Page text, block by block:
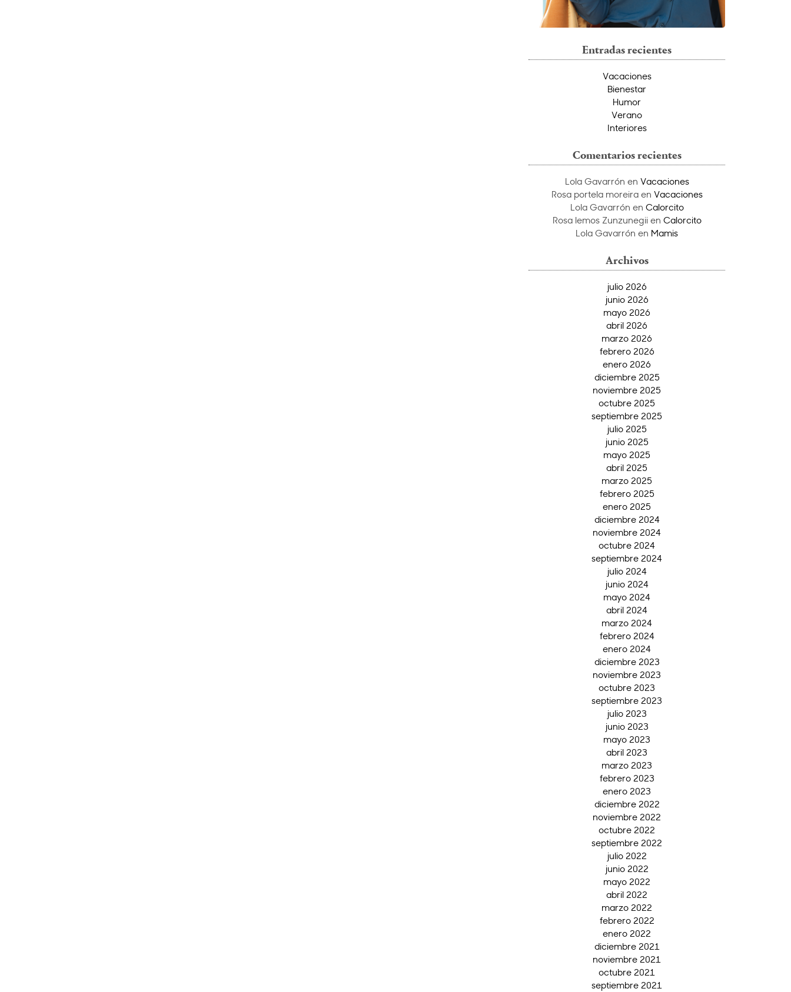
Entradas recientes
Vacaciones
Bienestar
Humor
Verano
Interiores
Comentarios recientes
Lola Gavarrón en Vacaciones
Rosa portela moreiraen Vacaciones
Lola Gavarrón en Calorcito
Rosa lemos Zunzunegiien Calorcito
Lola Gavarrón en Mamis
Archivos
julio 2026
junio 2026
mayo 2026
abril 2026
marzo 2026
febrero 2026
enero 2026
diciembre 2025
noviembre 2025
octubre 2025
septiembre 2025
julio 2025
junio 2025
mayo 2025
abril 2025
marzo 2025
febrero 2025
enero 2025
diciembre 2024
noviembre 2024
octubre 2024
septiembre 2024
julio 2024
junio 2024
mayo 2024
abril 2024
marzo 2024
febrero 2024
enero 2024
diciembre 2023
noviembre 2023
octubre 2023
septiembre 2023
julio 2023
junio 2023
mayo 2023
abril 2023
marzo 2023
febrero 2023
enero 2023
diciembre 2022
noviembre 2022
octubre 2022
septiembre 2022
julio 2022
junio 2022
mayo 2022
abril 2022
marzo 2022
febrero 2022
enero 2022
diciembre 2021
noviembre 2021
octubre 2021
septiembre 2021